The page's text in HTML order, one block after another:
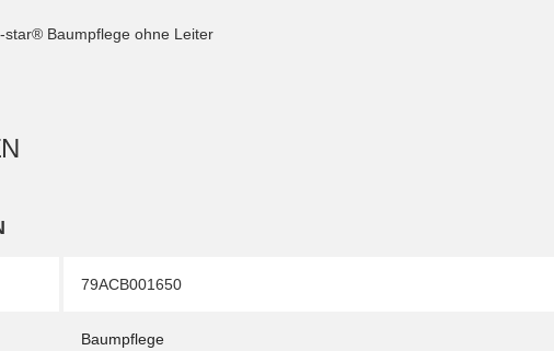
79ACB001650
Baumpflege
Baumpflege ohne Leiter